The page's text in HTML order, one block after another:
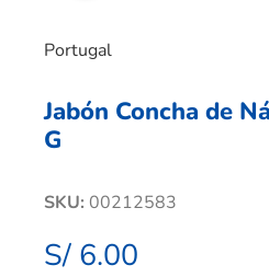
Portugal
Jabón Concha de
G
SKU: 00212583
S/ 6.00